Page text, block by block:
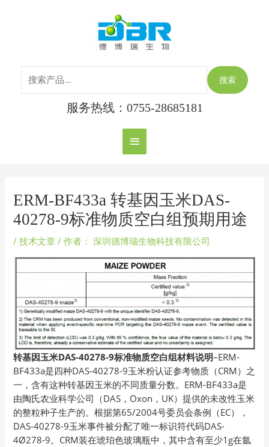
主
菜
单
搜索
服务热线：0755-28685181
ERM-BF433a 转基因玉米DAS-
40278-9标准物质空白组预期用途
/技术文章 / 作者： 深圳德博瑞生物科技有限公司
转基因玉米DAS-40278-9标准物质空白组材料说明–ERM-
BF433a是四种DAS-40278-9玉米粉认证参考物质（CRM）之
一，含有这种转基因玉米的不同质量分数。ERM-BF433a是
由陶氏农业科学公司（DAS，Oxon，UK）提供的未改性玉米
的整粒种子生产的。根据第65/2004号委员会条例（EC），
DAS-40278-9玉米事件被分配了唯一标识符代码DAS-
4Ø278-9。CRM装在琥珀色玻璃瓶中，其中含有至少1g在氩